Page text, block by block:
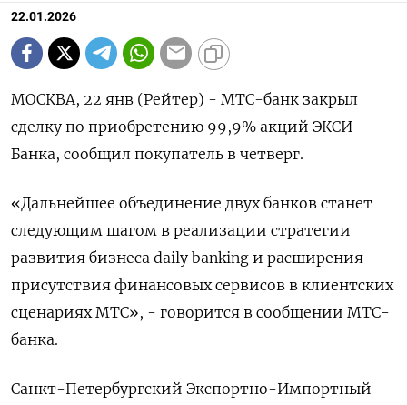
22.01.2026
МОСКВА, 22 янв (Рейтер) - МТС-банк закрыл
сделку по приобретению 99,9% акций ЭКСИ
Банка, сообщил покупатель в четверг.
«Дальнейшее ⁠объединение двух банков станет
следующим шагом в реализации стратегии
развития бизнеса daily banking и расширения
присутствия финансовых сервисов в клиентских
⁠сценариях МТС», - говорится в ​сообщении МТС-
банка.
Санкт-Петербургский ⁠Экспортно-Импортный